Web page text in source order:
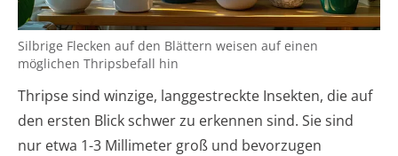
Silbrige Flecken auf den Blättern weisen auf einen
möglichen Thripsbefall hin
Thripse sind winzige, langgestreckte Insekten, die auf
den ersten Blick schwer zu erkennen sind. Sie sind
nur etwa 1-3 Millimeter groß und bevorzugen